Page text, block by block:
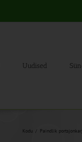
Uudised
Kodu Paindlik